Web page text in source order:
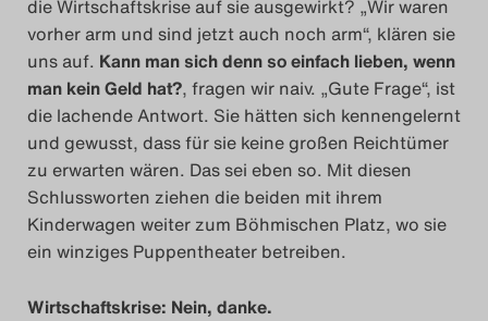
Search
die Wirtschaftskrise auf sie ausgewirkt? „Wir waren
vorher arm und sind jetzt auch noch arm“, klären sie
uns auf. Kann man sich denn so einfach lieben, wenn
man kein Geld hat?, fragen wir naiv. „Gute Frage“, ist
die lachende Antwort. Sie hätten sich kennengelernt
und gewusst, dass für sie keine großen Reichtümer
zu erwarten wären. Das sei eben so. Mit diesen
Schlussworten ziehen die beiden mit ihrem
Kinderwagen weiter zum Böhmischen Platz, wo sie
ein winziges Puppentheater betreiben.
Wirtschaftskrise: Nein, danke.